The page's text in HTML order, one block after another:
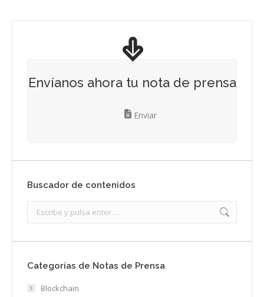
Envíanos ahora tu nota de prensa
Enviar
Buscador de contenidos
Categorías de Notas de Prensa
Blockchain